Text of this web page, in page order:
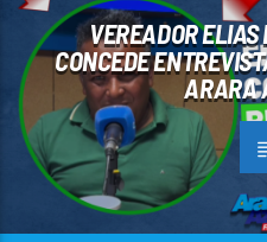
VEREADOR ELIAS
CONCEDE
ARARA